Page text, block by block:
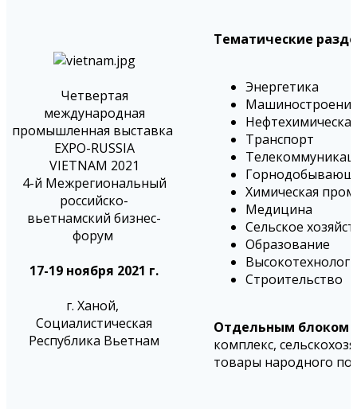
Четвертая
международная
промышленная выставка
EXPO-RUSSIA
VIETNAM 2021
4-й Межрегиональный
российско-
вьетнамский бизнес-
форум
17-19 ноября 2021 г.
г. Ханой,
Социалистическая
Республика Вьетнам
Тематические
Энергетика
Транспорт
Химическая
Медицина
Сельское
Образование
Строительство
Отдельным блоком
комплекс,
товары народного